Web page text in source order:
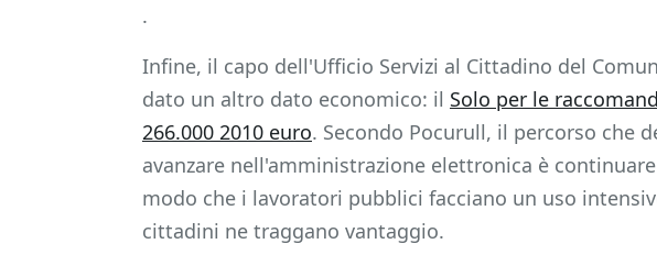
.
Infine, il capo dell'Ufficio Servizi al Cittadino del
dato un altro dato economico: il Solo per le
266.000 2010 euro. Secondo Pocurull, il percorso che
avanzare nell'amministrazione elettronica è
modo che i lavoratori pubblici facciano un uso
cittadini ne traggano vantaggio.